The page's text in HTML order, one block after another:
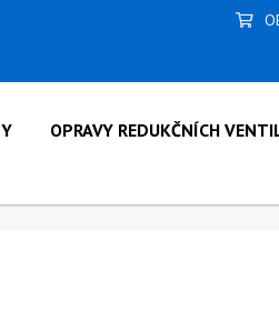
OPRAVY REDUKČNÍCH